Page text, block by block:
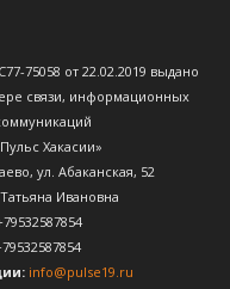
75058 от 22.02.2019 выдано
связи, информационных
Хакасии»
ул. Абаканская, 52
Ивановна
info@pulse19.ru